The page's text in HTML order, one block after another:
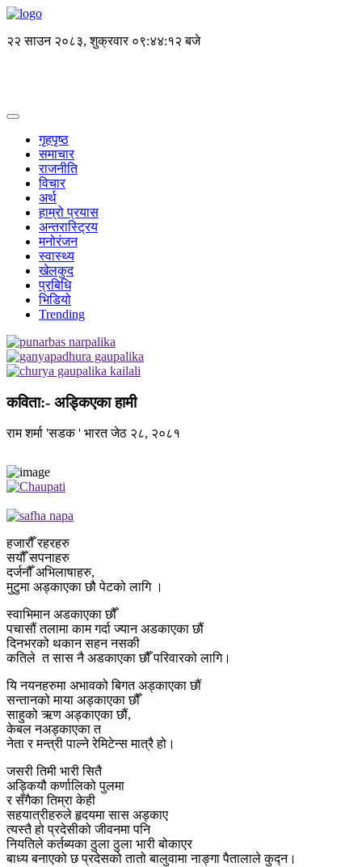
२२ साउन २०८३, शुक्रवार ०९:४४:१२ बजे
गृहपृष्ठ
समाचार
राजनीति
विचार
अर्थ
हाम्रो प्रयास
अन्तरास्ट्रिय
मनोरंजन
स्वास्थ्य
खेलकुद
प्रबिधि
भिडियो
Trending
कविता:- अड्किएका हामी
राम शर्मा 'सडक ' भारतजेठ २८, २०८१
हजारौँ रहरहरु
सयौँ सपनाहरु
दर्जनौँ अभिलाषाहरु,
मुटुमा अड्काएका छौ पेटको लागि ।
स्वाभिमान अडकाएका छौँ
पचासौं तलामा काम गर्दा ज्यान अडकाएका छौं
दिनभरको थकान सहन नसकी
कतिले त सास नै अडकाएका छौँ परिवारको लागि।
यि नयनहरुमा अभावको बिगत अड्काएका छौं
सन्तानको माया अड्काएका छौँ
साहुको ऋण अड्काएका छौं,
केबल नअड्काएका त
नेता र मन्त्री पाल्ने रेमिटेन्स मात्रै हो।
जसरी तिमी भारी सितै
अड्कियौ कर्णालिको पुलमा
र सँगैका तिम्रा केही
सहयात्रीहरुले हृदयमा सास अड्काए
त्यस्तै हो प्रदेसीको जीवनमा पनि
नियतिले कर्तब्यका ठुला ठुला भारी बोकाएर
बाध्य बनाएको छ प्रदेसको तातो बालुवामा नाङ्गा पैतालाले कुद्न।